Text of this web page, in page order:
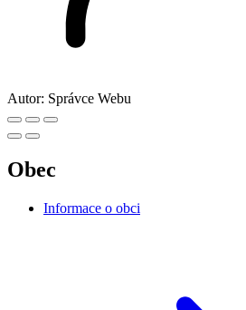
Autor: Správce Webu
Obec
Informace o obci